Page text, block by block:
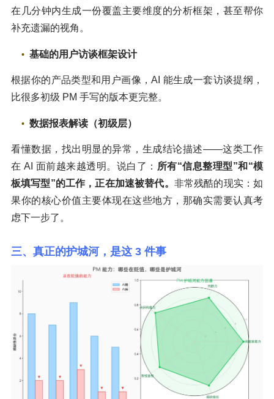
在几分钟内生成一份覆盖主要维度的分析框架，甚至帮你
补充遗漏的视角。
基础的用户访谈框架设计
根据你的产品类型和用户画像，AI 能生成一套访谈提纲，
比很多初级 PM 手写的版本更完整。
数据报表解读（初级层）
看懂数据，找出明显的异常，生成结论描述——这类工作
在 AI 面前越来越透明。说白了： 所有“信息整理型”和“模
板填写型”的工作，正在加速被替代。 非常残酷的现实：如
果你的核心价值主要体现在这些地方，那确实需要认真考
虑下一步了。
三、真正的护城河，是这 3 件事